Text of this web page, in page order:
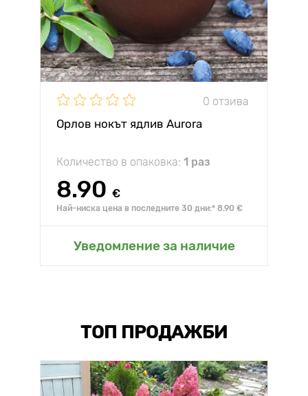
0 отзива
Орлов нокът ядлив Aurora
Количество в опаковка: 1 раз
8.90 €
Най-ниска цена в последните 30 дни:* 8.90 €
Уведомление за наличие
ТОП ПРОДАЖБИ